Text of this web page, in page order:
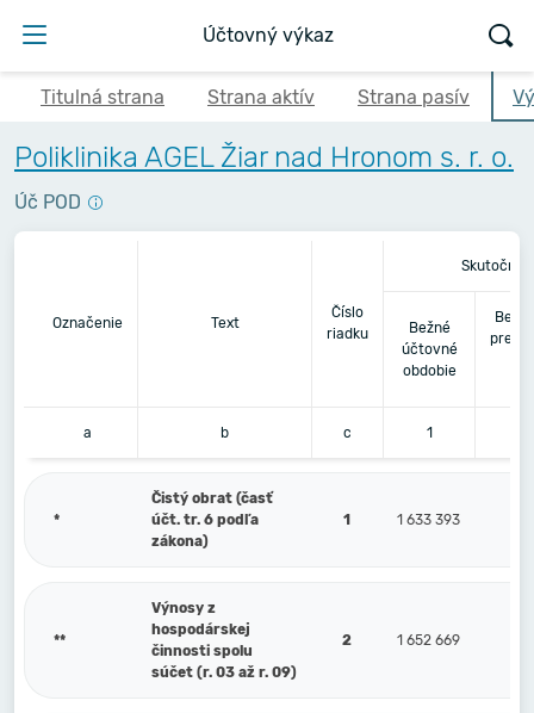
Účtovný výkaz
Titulná strana Strana aktív Strana pasív
Poliklinika AGEL Žiar nad Hronom s. r. o.
Úč POD
Označenie Text
Číslo
riadku
Bežné
účtovné
obdobie
a b c 1
*
Čistý obrat (časť
účt. tr. 6 podľa
zákona)
1 1 633 393
**
Výnosy z
hospodárskej
činnosti spolu
súčet (r. 03 až r. 09)
2 1 652 669